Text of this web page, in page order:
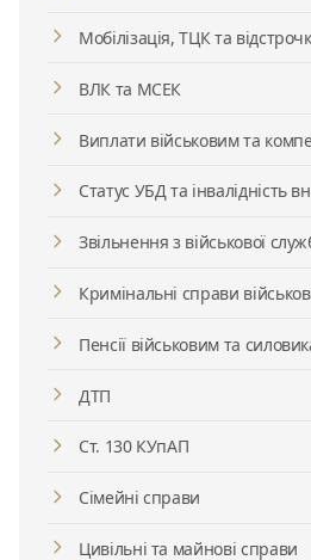
Мобілізація, ТЦК та
ВЛК та МСЕК
Виплати військовим та
Статус УБД та інвалідність
Звільнення з військової
Кримінальні справи
Пенсії військовим та
ДТП
Ст. 130 КУпАП
Сімейні справи
Цивільні та майнові справи